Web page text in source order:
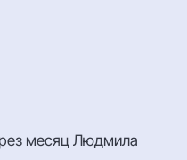
месяц Людмила